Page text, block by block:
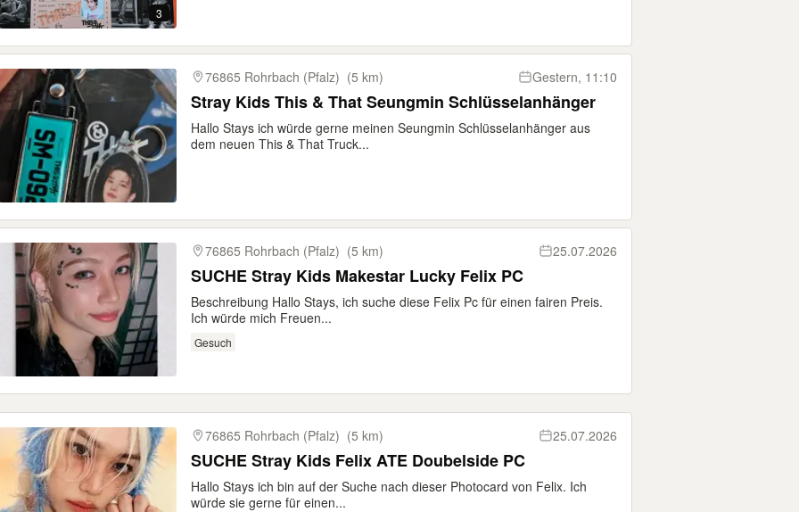
3
76865 Rohrbach (Pfalz) (5 km) Gestern, 11:10
Stray Kids This & That Seungmin Schlüsselanhänger
Hallo Stays ich würde gerne meinen Seungmin Schlüsselanhänger aus
dem neuen This & That Truck...
76865 Rohrbach (Pfalz) (5 km) 25.07.2026
SUCHE Stray Kids Makestar Lucky Felix PC
Beschreibung Hallo Stays, ich suche diese Felix Pc für einen fairen Preis.
Ich würde mich Freuen...
Gesuch
76865 Rohrbach (Pfalz) (5 km) 25.07.2026
SUCHE Stray Kids Felix ATE Doubelside PC
Hallo Stays ich bin auf der Suche nach dieser Photocard von Felix. Ich
würde sie gerne für einen...